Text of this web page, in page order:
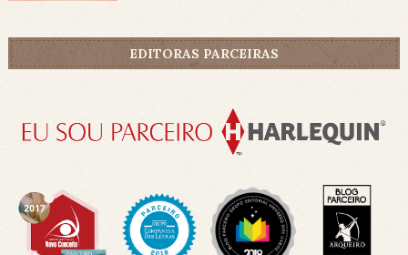
EDITORAS PARCEIRAS